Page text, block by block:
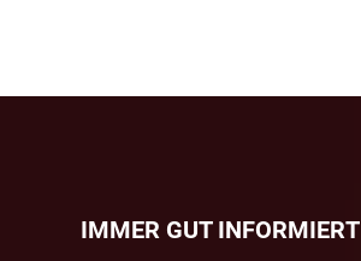
IMMER GUT INFORMIERT